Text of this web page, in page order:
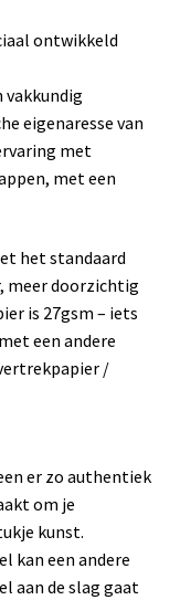
ontwikkeld
eigenaresse van
met
met een
het standaard
meer doorzichtig
is 27gsm – iets
een andere
/
er zo authentiek
om je
kunst.
kan een andere
aan de slag gaat